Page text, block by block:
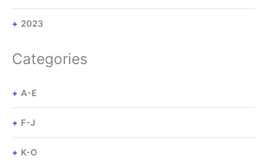
2023
Categories
A-E
F-J
K-O